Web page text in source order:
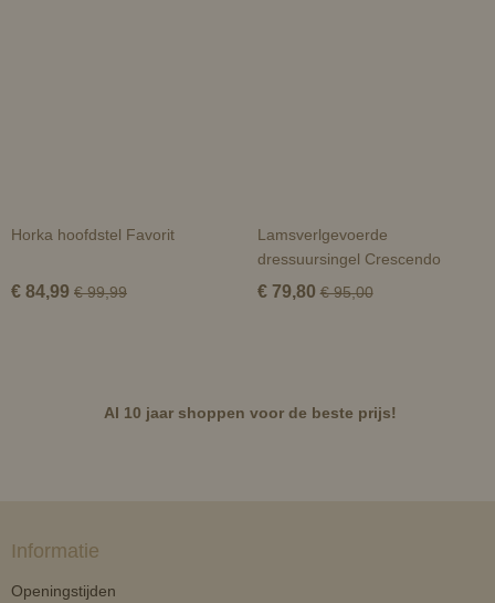
Horka hoofdstel Favorit
€ 84,99 € 99,99
Lamsverlgevoerde
dressuursingel Crescendo
€ 79,80 € 95,00
Al 10 jaar shoppen voor de beste prijs!
Informatie
Openingstijden